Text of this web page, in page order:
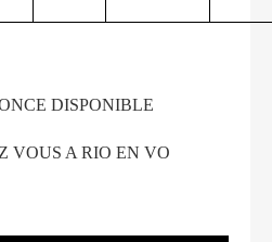
DISPONIBLE
VOUS A RIO EN VO